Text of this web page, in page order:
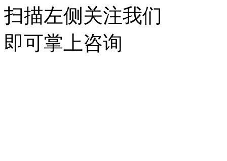
扫描左侧关注我们
即可掌上咨询